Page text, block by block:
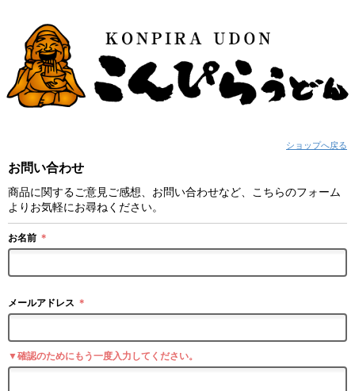
ショップへ戻る
お問い合わせ
商品に関するご意見ご感想、お問い合わせなど、こちらのフォーム
よりお気軽にお尋ねください。
お名前 ＊
メールアドレス ＊
▼確認のためにもう一度入力してください。